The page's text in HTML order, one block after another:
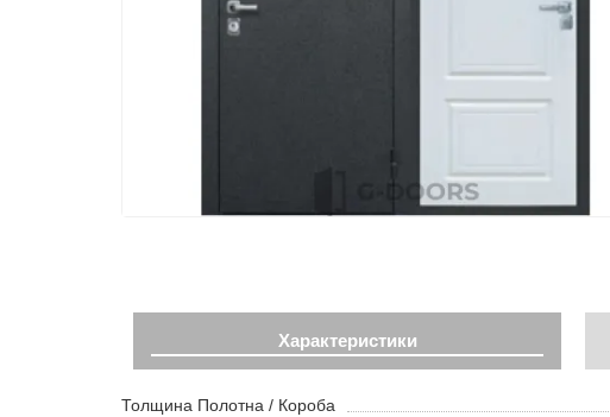
Характеристики
Толщина Полотна / Короба